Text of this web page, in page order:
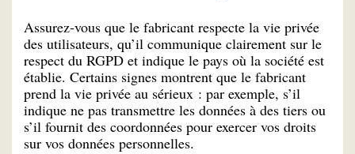
Assurez-vous que le fabricant respecte la vie privée
des utilisateurs, qu’il communique clairement sur le
respect du RGPD et indique le pays où la société est
établie. Certains signes montrent que le fabricant
prend la vie privée au sérieux : par exemple, s’il
indique ne pas transmettre les données à des tiers ou
s’il fournit des coordonnées pour exercer vos droits
sur vos données personnelles.